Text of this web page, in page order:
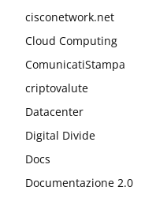
cisconetwork.net
Cloud Computing
ComunicatiStampa
criptovalute
Datacenter
Digital Divide
Docs
Documentazione 2.0